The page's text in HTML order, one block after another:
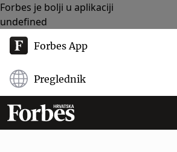
Forbes je bolji u aplikaciji
undefined
Forbes App
Preglednik